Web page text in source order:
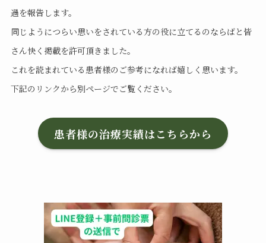
過を報告します。
同じようにつらい思いをされている方の役に立てるのならばと皆
さん快く掲載を許可頂きました。
これを読まれている患者様のご参考になれば嬉しく思います。
下記のリンクから別ページでご覧ください。
患者様の治療実績はこちらから